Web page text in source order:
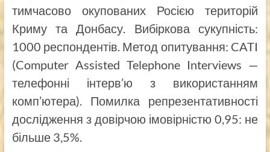
тимчасово окупованих Росією територій
Криму та Донбасу. Вибіркова сукупність:
1000 респондентів. Метод опитування: CATI
(Computer Assisted Telephone Interviews —
телефонні інтерв’ю з використанням
комп’ютера). Помилка репрезентативності
дослідження з довірчою імовірністю 0,95: не
більше 3,5%.